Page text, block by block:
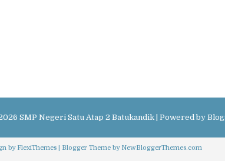
SMP Negeri Satu Atap 2 Batukandik| Powered by
by FlexiThemes| Blogger Theme by NewBloggerThemes.com